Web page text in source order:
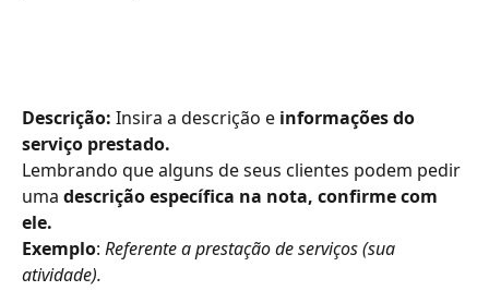
Descrição: Insira a descrição e informações do
serviço prestado.
Lembrando que alguns de seus clientes podem pedir
uma descrição específica na nota, confirme com
ele.
Exemplo: Referente a prestação de serviços (sua
atividade).